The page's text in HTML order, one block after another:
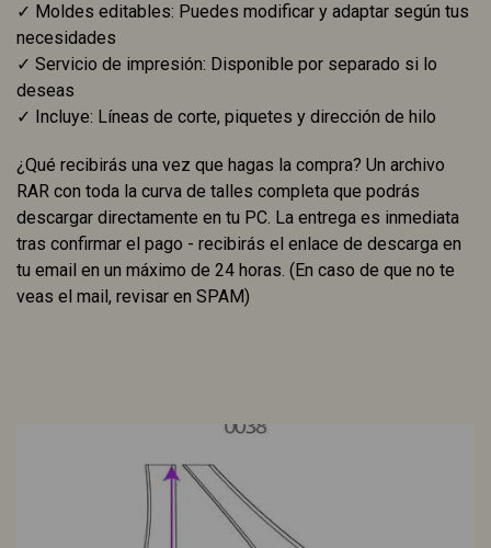
✓ Moldes editables: Puedes modificar y adaptar según tus
necesidades
✓ Servicio de impresión: Disponible por separado si lo
deseas
✓ Incluye: Líneas de corte, piquetes y dirección de hilo
¿Qué recibirás una vez que hagas la compra? Un archivo
RAR con toda la curva de talles completa que podrás
descargar directamente en tu PC. La entrega es inmediata
tras confirmar el pago - recibirás el enlace de descarga en
tu email en un máximo de 24 horas. (En caso de que no te
veas el mail, revisar en SPAM)